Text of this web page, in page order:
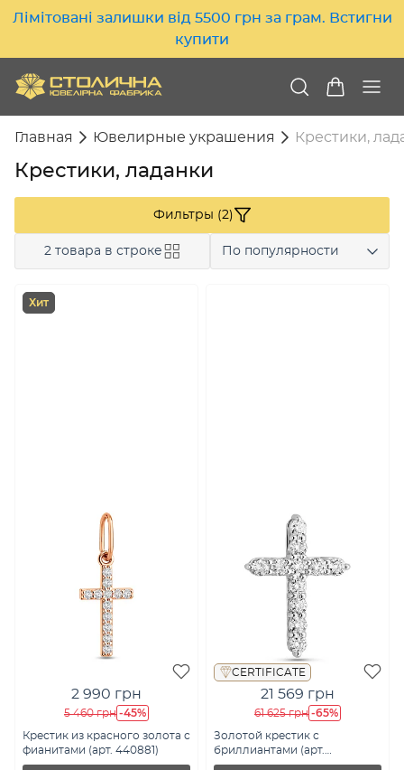
Лімітовані залишки від 5500 грн за грам. Встигни
купити
Главная Ювелирные украшения Крестики,
Крестики, ладанки
Фильтры (2)
2 товара в строке По популярности
Хит
2 990 грн
5 460 грн -45%
Крестик из красного золота с
фианитами (арт. 440881)
CERTIFICATE
21 569 грн
61 625 грн -65%
Золотой крестик с
бриллиантами (арт.
П011272030б)